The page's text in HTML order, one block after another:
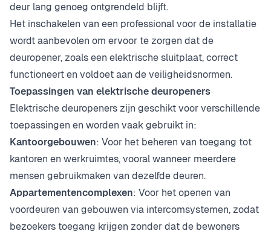
deur lang genoeg ontgrendeld blijft.
Het inschakelen van een professional voor de installatie
wordt aanbevolen om ervoor te zorgen dat de
deuropener, zoals een elektrische sluitplaat, correct
functioneert en voldoet aan de veiligheidsnormen.
Toepassingen van elektrische deuropeners
Elektrische deuropeners zijn geschikt voor verschillende
toepassingen en worden vaak gebruikt in:
Kantoorgebouwen: Voor het beheren van toegang tot
kantoren en werkruimtes, vooral wanneer meerdere
mensen gebruikmaken van dezelfde deuren.
Appartementencomplexen: Voor het openen van
voordeuren van gebouwen via intercomsystemen, zodat
bezoekers toegang krijgen zonder dat de bewoners